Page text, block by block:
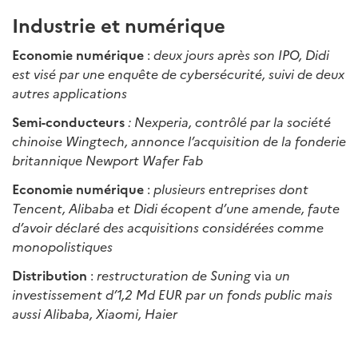
Industrie et numérique
Economie numérique : deux jours après son IPO, Didi
est visé par une enquête de cybersécurité, suivi de deux
autres applications
Semi-conducteurs: Nexperia, contrôlé par la société
chinoise Wingtech, annonce l’acquisition de la fonderie
britannique Newport Wafer Fab
Economie numérique : plusieurs entreprises dont
Tencent, Alibaba et Didi écopent d’une amende, faute
d’avoir déclaré des acquisitions considérées comme
monopolistiques
Distribution : restructuration de Suningvia un
investissement d’1,2 Md EUR par un fonds public mais
aussi Alibaba, Xiaomi, Haier